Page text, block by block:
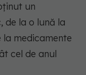
un
de la o lună la
medicamente
cel de anul